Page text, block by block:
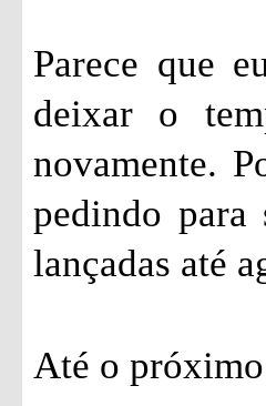
Parece que
deixar o
novamente.
pedindo para
lançadas até
Até o